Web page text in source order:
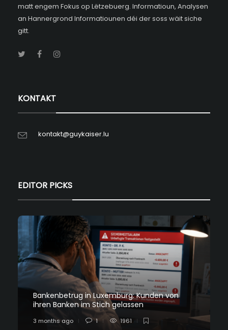
matt engem Fokus op Lëtzebuerg. Informatioun, Analysen
an Hannergrond Informatiounen déi der soss wäit siche
gitt.
KONTAKT
kontakt@guykaiser.lu
EDITOR PICKS
Bankenbetrug in Luxemburg: Kunden von
ihren Banken im Stich gelassen
3 months ago 1 1961